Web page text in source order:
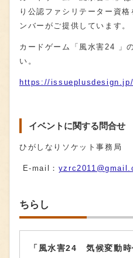
り公認ファシリテーター資
ンバーがご提供しています。
カードゲーム「風水害24 」
い。
https://
イベントに関する問合せ
ひがしなりソケット事務局
E-mail：
ちらし
「風水害24 気候変動